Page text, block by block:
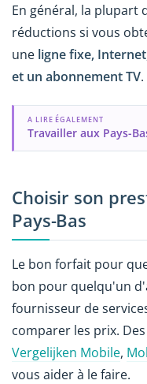
En général, la plupart
réductions si vous
une ligne fixe,
et un abonnement TV.
A LIRE ÉGALEMENT
Travailler aux Pays-
Choisir son
Pays-Bas
Le bon forfait pour
bon pour quelqu'un
fournisseur de
comparer les prix.
Vergelijken Mobile,
vous aider à le faire.